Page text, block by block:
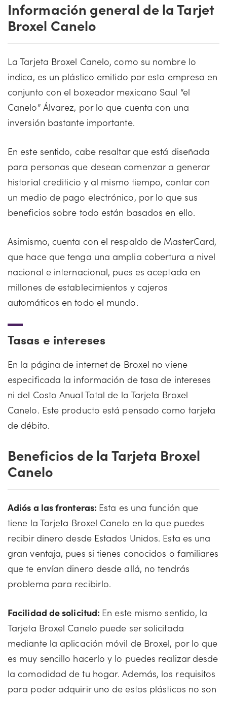
Información general de la Tarjet
Broxel Canelo
La Tarjeta Broxel Canelo, como su nombre lo
indica, es un plástico emitido por esta empresa en
conjunto con el boxeador mexicano Saul “el
Canelo” Álvarez, por lo que cuenta con una
inversión bastante importante.
En este sentido, cabe resaltar que está diseñada
para personas que desean comenzar a generar
historial crediticio y al mismo tiempo, contar con
un medio de pago electrónico, por lo que sus
beneficios sobre todo están basados en ello.
Asimismo, cuenta con el respaldo de MasterCard,
que hace que tenga una amplia cobertura a nivel
nacional e internacional, pues es aceptada en
millones de establecimientos y cajeros
automáticos en todo el mundo.
Tasas e intereses
En la página de internet de Broxel no viene
especificada la información de tasa de intereses
ni del Costo Anual Total de la Tarjeta Broxel
Canelo. Este producto está pensado como tarjeta
de débito.
Beneficios de la Tarjeta Broxel
Canelo
Adiós a las fronteras: Esta es una función que
tiene la Tarjeta Broxel Canelo en la que puedes
recibir dinero desde Estados Unidos. Esta es una
gran ventaja, pues si tienes conocidos o familiares
que te envían dinero desde allá, no tendrás
problema para recibirlo.
Facilidad de solicitud: En este mismo sentido, la
Tarjeta Broxel Canelo puede ser solicitada
mediante la aplicación móvil de Broxel, por lo que
es muy sencillo hacerlo y lo puedes realizar desde
la comodidad de tu hogar. Además, los requisitos
para poder adquirir uno de estos plásticos no son